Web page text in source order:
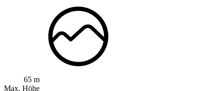
65 m
Max. Höhe